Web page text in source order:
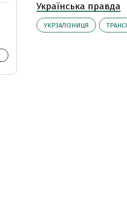
Українська правда
УКРЗАЛІЗНИЦЯ